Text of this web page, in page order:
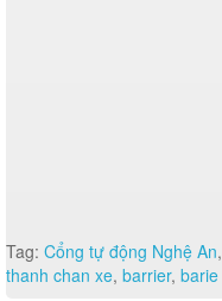
Tag: Cổng tự động Nghệ An,
thanh chan xe, barrier, barie